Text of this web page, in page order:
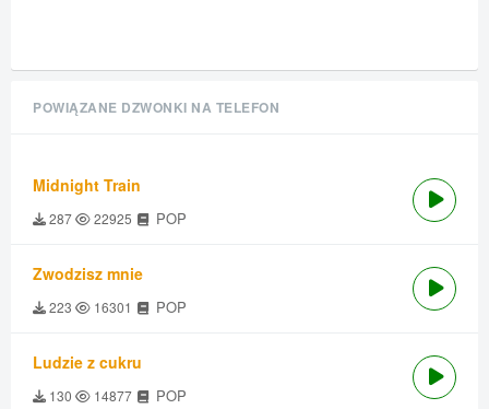
POWIĄZANE DZWONKI NA TELEFON
Midnight Train
287 22925 POP
Zwodzisz mnie
223 16301 POP
Ludzie z cukru
130 14877 POP